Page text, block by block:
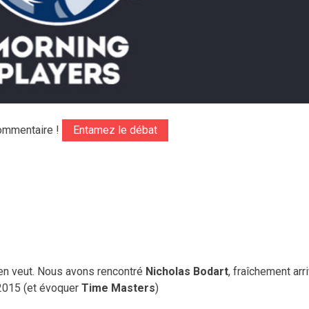
! Entamez le débat
veut. Nous avons rencontré Nicholas Bodart, fraîchement
(et évoquer Time Masters)